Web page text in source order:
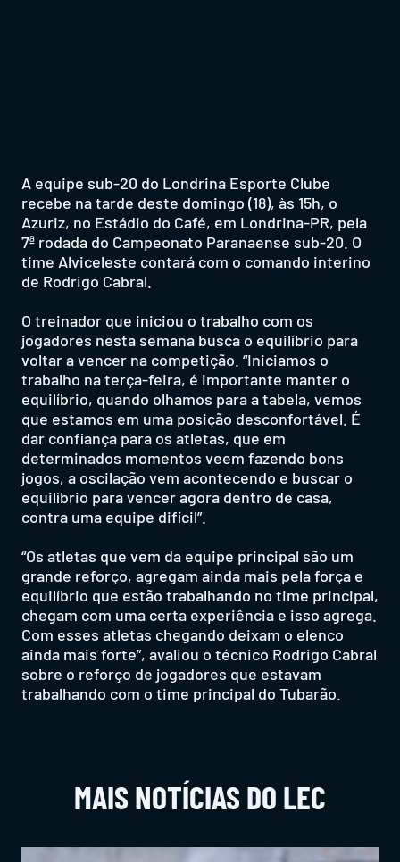
A equipe sub-20 do Londrina Esporte Clube
recebe na tarde deste domingo (18), às 15h, o
Azuriz, no Estádio do Café, em Londrina-PR, pela
7ª rodada do Campeonato Paranaense sub-20. O
time Alviceleste contará com o comando interino
de Rodrigo Cabral.
O treinador que iniciou o trabalho com os
jogadores nesta semana busca o equilíbrio para
voltar a vencer na competição. “Iniciamos o
trabalho na terça-feira, é importante manter o
equilíbrio, quando olhamos para a tabela, vemos
que estamos em uma posição desconfortável. É
dar confiança para os atletas, que em
determinados momentos veem fazendo bons
jogos, a oscilação vem acontecendo e buscar o
equilíbrio para vencer agora dentro de casa,
contra uma equipe difícil”.
“Os atletas que vem da equipe principal são um
grande reforço, agregam ainda mais pela força e
equilíbrio que estão trabalhando no time principal,
chegam com uma certa experiência e isso agrega.
Com esses atletas chegando deixam o elenco
ainda mais forte”, avaliou o técnico Rodrigo Cabral
sobre o reforço de jogadores que estavam
trabalhando com o time principal do Tubarão.
MAIS NOTÍCIAS DO LEC